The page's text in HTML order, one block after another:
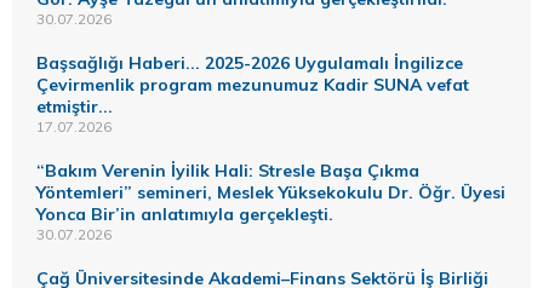
30.07.2026
Başsağlığı Haberi... 2025-2026 Uygulamalı İngilizce
Çevirmenlik program mezunumuz Kadir SUNA vefat
etmiştir...
17.07.2026
“Bakım Verenin İyilik Hali: Stresle Başa Çıkma
Yöntemleri” semineri, Meslek Yüksekokulu Dr. Öğr. Üyesi
Yonca Bir’in anlatımıyla gerçekleşti.
30.07.2026
Çağ Üniversitesinde Akademi–Finans Sektörü İş Birliği